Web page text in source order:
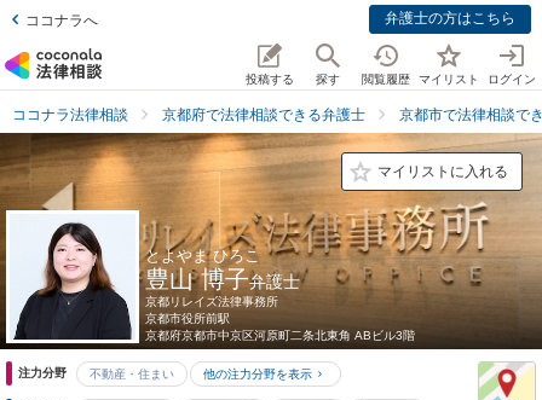
ココナラへ 弁護士の方はこちら
投稿する 探す 閲覧履歴 マイリスト ログイン
ココナラ法律相談 京都府で法律相談できる弁護士 京都市で法律相談で
マイリストに入れる
とよやま ひろこ
豊山 博子弁護士
京都リレイズ法律事務所
京都市役所前駅
京都府京都市中京区河原町二条北東角 ABビル3階
注力分野 不動産・住まい 他の注力分野を表示